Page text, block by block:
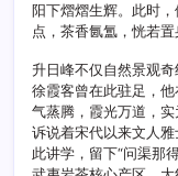
阳下熠熠生辉。此时
点，茶香氤氲，恍若置
升日峰不仅自然景观
徐霞客曾在此驻足，
气蒸腾，霞光万道，实
诉说着宋代以来文人
此讲学，留下“问渠那